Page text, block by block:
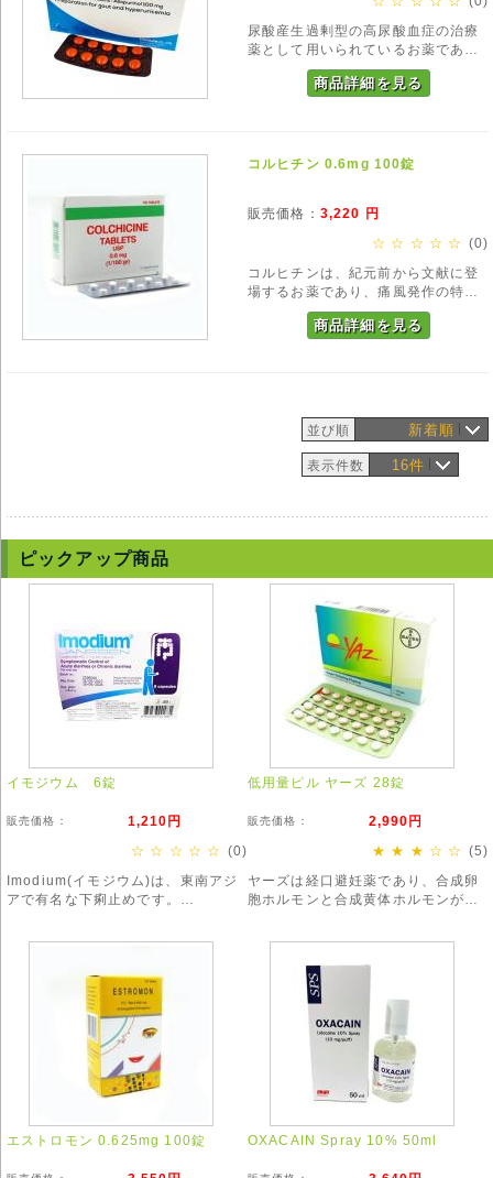
尿酸産生過剰型の高尿酸血症の治療
薬として用いられているお薬であ
り、ザイロリックの後発医薬品で
す。高尿酸血症や痛風治療の用いら
商品詳細を見る
コルヒチン 0.6mg 100錠
販売価格： 3,220 円
☆ ☆ ☆ ☆ ☆ (0)
コルヒチンは、紀元前から文献に登
場するお薬であり、痛風発作の特効
薬として多くの人を助けてきまし
た。現代日本では本剤は痛風発作の
商品詳細を見る
並び順 新着順
表示件数 16件
ピックアップ商品
イモジウム 6錠
販売価格： 1,210円
☆ ☆ ☆ ☆ ☆ (0)
Imodium(イモジウム)は、東南アジ
アで有名な下痢止めです。
で、服用の際はお気をつけ下さい。
低用量ピル ヤーズ 28錠
販売価格： 2,990円
★ ★ ★ ☆ ☆ (5)
ヤーズは経口避妊薬であり、合成卵
胞ホルモンと合成黄体ホルモンが配
エストロモン 0.625mg 100錠 OXACAIN Spray 10% 50ml